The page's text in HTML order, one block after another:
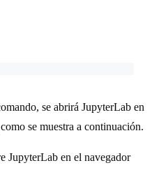
se abrirá JupyterLab en
se muestra a continuación.